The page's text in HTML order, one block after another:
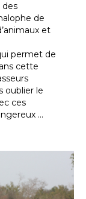
des
de
et
permet de
cette
oublier le
ces
...